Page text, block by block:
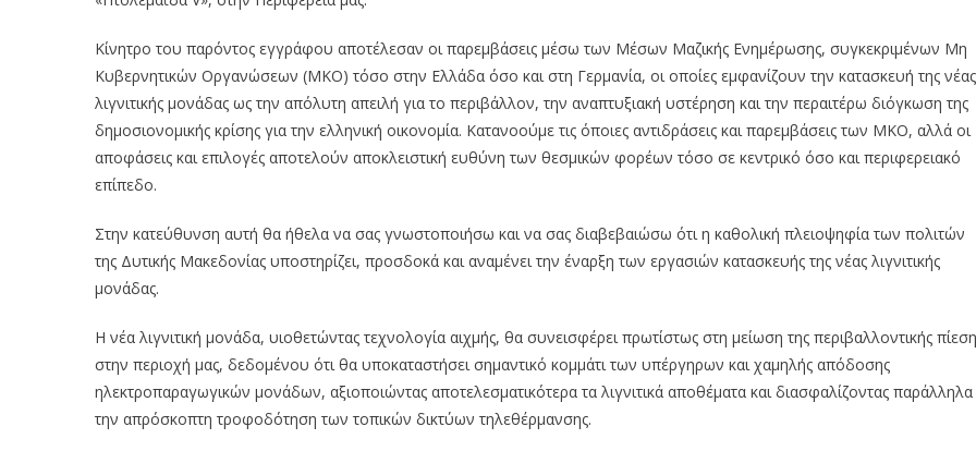
Κίνητρο του παρόντος εγγράφου αποτέλεσαν οι παρεμβάσεις μέσω των Μέσων Μαζικής Ενημέρωσης, συγκεκριμένων Μη
Κυβερνητικών Οργανώσεων (ΜΚΟ) τόσο στην Ελλάδα όσο και στη Γερμανία, οι οποίες εμφανίζουν την κατασκευή της νέας
λιγνιτικής μονάδας ως την απόλυτη απειλή για το περιβάλλον, την αναπτυξιακή υστέρηση και την περαιτέρω διόγκωση της
δημοσιονομικής κρίσης για την ελληνική οικονομία. Κατανοούμε τις όποιες αντιδράσεις και παρεμβάσεις των ΜΚΟ, αλλά οι
αποφάσεις και επιλογές αποτελούν αποκλειστική ευθύνη των θεσμικών φορέων τόσο σε κεντρικό όσο και περιφερειακό
επίπεδο.
Στην κατεύθυνση αυτή θα ήθελα να σας γνωστοποιήσω και να σας διαβεβαιώσω ότι η καθολική πλειοψηφία των πολιτών
της Δυτικής Μακεδονίας υποστηρίζει, προσδοκά και αναμένει την έναρξη των εργασιών κατασκευής της νέας λιγνιτικής
μονάδας.
Η νέα λιγνιτική μονάδα, υιοθετώντας τεχνολογία αιχμής, θα συνεισφέρει πρωτίστως στη μείωση της περιβαλλοντικής
στην περιοχή μας, δεδομένου ότι θα υποκαταστήσει σημαντικό κομμάτι των υπέργηρων και χαμηλής απόδοσης
ηλεκτροπαραγωγικών μονάδων, αξιοποιώντας αποτελεσματικότερα τα λιγνιτικά αποθέματα και διασφαλίζοντας παράλληλα
την απρόσκοπτη τροφοδότηση των τοπικών δικτύων τηλεθέρμανσης.